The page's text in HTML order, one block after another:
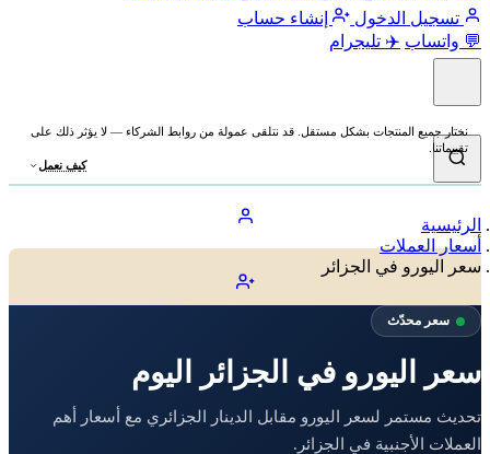
تسجيل الدخول
إنشاء حساب
💬 واتساب ✈️ تليجرام
نختار جميع المنتجات بشكل مستقل. قد نتلقى عمولة من روابط الشركاء — لا يؤثر ذلك على
تقييماتنا.
كيف نعمل
الرئيسية
أسعار العملات
سعر اليورو في الجزائر
سعر محدّث
سعر اليورو في الجزائر اليوم
تحديث مستمر لسعر اليورو مقابل الدينار الجزائري مع أسعار أهم
العملات الأجنبية في الجزائر.